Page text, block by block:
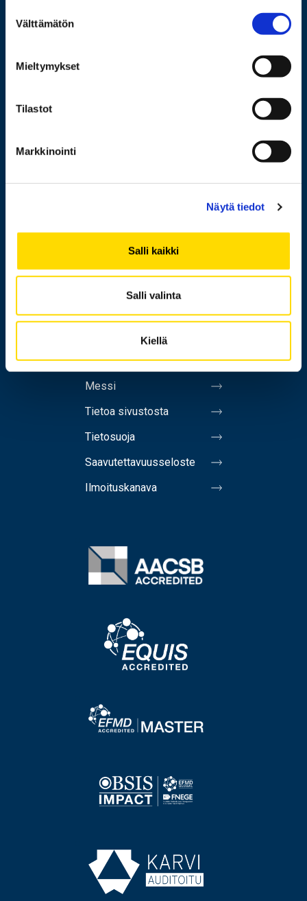
valinta
Välttämätön
Mieltymykset
Tilastot
Markkinointi
Näytä tiedot
Salli kaikki
Salli valinta
Kiellä
Laskutusosoite
Medialle
Messi
Tietoa sivustosta
Tietosuoja
Saavutettavuusseloste
Ilmoituskanava
Image
Image
Image
Image
Image